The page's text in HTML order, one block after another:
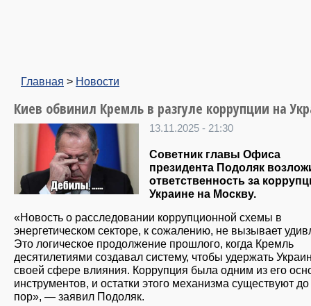
Главная > Новости
Киев обвинил Кремль в разгуле коррупции на
13.11.2025 - 21:30
Советник главы Офиса
президента Подоляк
ответственность за
Украине на Москву.
«Новость о расследовании коррупционной схемы в
энергетическом секторе, к сожалению, не вызывает
Это логическое продолжение прошлого, когда Кремль
десятилетиями создавал систему, чтобы удержать
своей сфере влияния. Коррупция была одним из его
инструментов, и остатки этого механизма существуют до
пор», — заявил Подоляк.